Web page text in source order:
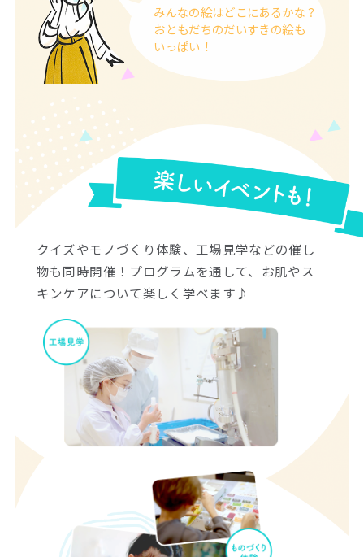
みんなの絵はどこにあるかな？
おともだちのだいすきの絵も
いっぱい！
クイズやモノづくり体験、工場見学などの催し
物も同時開催！プログラムを通して、お肌やス
キンケアについて楽しく学べます♪